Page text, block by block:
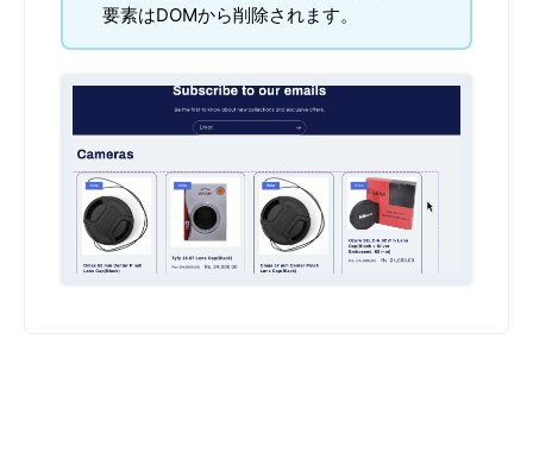
要素はDOMから削除されます。